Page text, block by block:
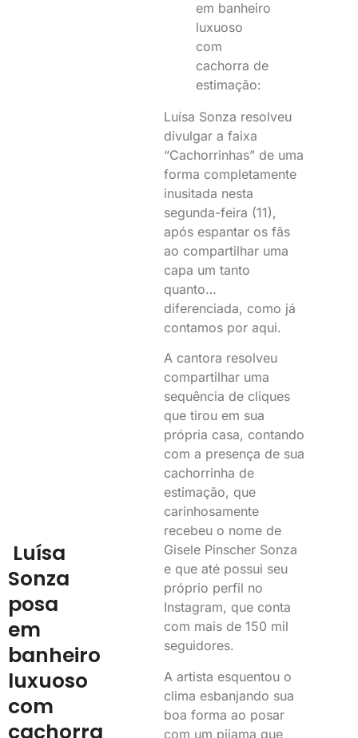
Luísa
Sonza
posa
em
banheiro
luxuoso
com
cachorra
Luísa Sonza resolveu
divulgar a faixa
“Cachorrinhas” de uma
forma completamente
inusitada nesta
segunda-feira (11),
após espantar os fãs
ao compartilhar uma
capa um tanto
quanto…
diferenciada, como já
contamos por aqui.
A cantora resolveu
compartilhar uma
sequência de cliques
que tirou em sua
própria casa, contando
com a presença de sua
cachorrinha de
estimação, que
carinhosamente
recebeu o nome de
Gisele Pinscher Sonza
e que até possui seu
próprio perfil no
Instagram, que conta
com mais de 150 mil
seguidores.
A artista esquentou o
clima esbanjando sua
boa forma ao posar
com um pijama que